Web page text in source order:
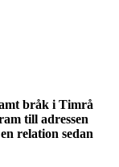
bråk i Timrå
till adressen
relation sedan